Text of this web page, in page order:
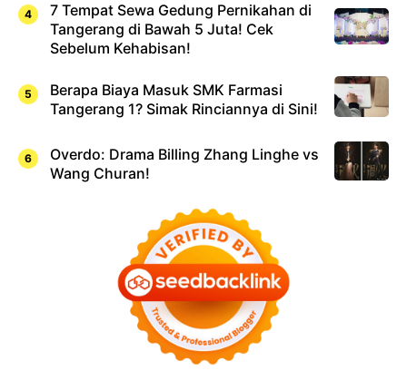
7 Tempat Sewa Gedung Pernikahan di
Tangerang di Bawah 5 Juta! Cek
Sebelum Kehabisan!
Berapa Biaya Masuk SMK Farmasi
Tangerang 1? Simak Rinciannya di Sini!
Overdo: Drama Billing Zhang Linghe vs
Wang Churan!